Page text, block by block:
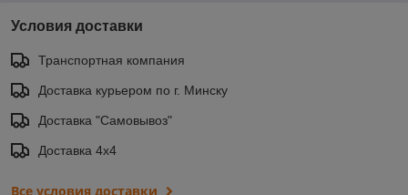
Условия доставки
Транспортная компания
Доставка курьером по г. Минску
Доставка "Самовывоз"
Доставка 4х4
Все условия доставки